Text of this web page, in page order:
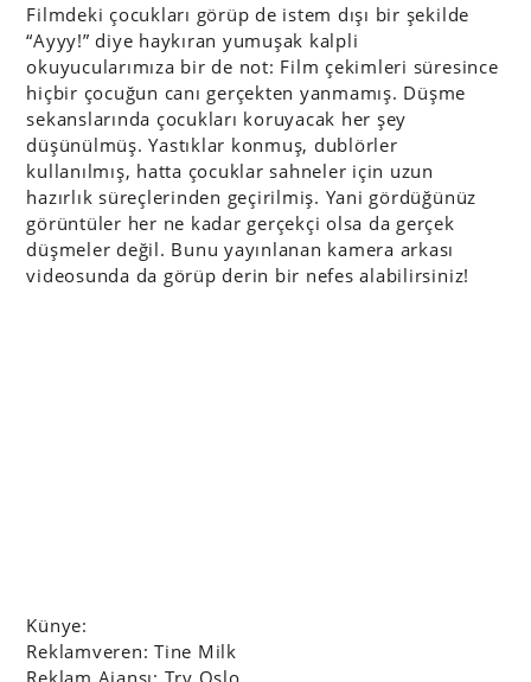
Filmdeki çocukları görüp de istem dışı bir şekilde
“Ayyy!” diye haykıran yumuşak kalpli
okuyucularımıza bir de not: Film çekimleri süresince
hiçbir çocuğun canı gerçekten yanmamış. Düşme
sekanslarında çocukları koruyacak her şey
düşünülmüş. Yastıklar konmuş, dublörler
kullanılmış, hatta çocuklar sahneler için uzun
hazırlık süreçlerinden geçirilmiş. Yani gördüğünüz
görüntüler her ne kadar gerçekçi olsa da gerçek
düşmeler değil. Bunu yayınlanan kamera arkası
videosunda da görüp derin bir nefes alabilirsiniz!
Künye:
Reklamveren: Tine Milk
Reklam Ajansı: Try Oslo